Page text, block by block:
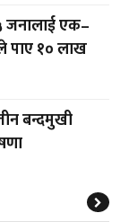
जनालाई एक–
१० लाख
बन्दमुखी